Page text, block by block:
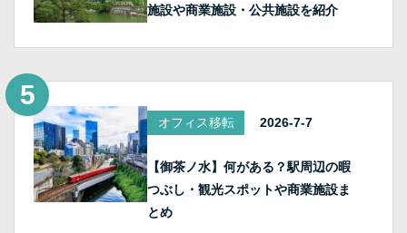
施設や商業施設・公共施設を紹介
オフィス移転 2026-7-7
【御茶ノ水】何がある？駅周辺の暇
つぶし・観光スポットや商業施設ま
とめ